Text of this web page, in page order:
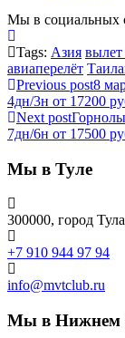
Мы в социальных
Tags: Азия
авиаперелёт
Previous post8
4дн/3н от 17200
Next post
7дн/6н от 17500
Мы в Туле
300000, город
+7 910 944 97 94
info@mvtclub.ru
Мы в Нижнем